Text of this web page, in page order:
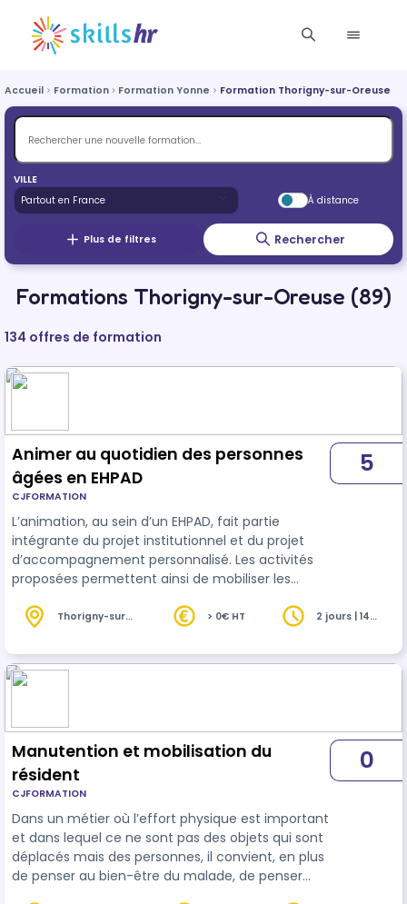
Accueil Formation Formation Yonne Formation Thorigny-sur-Oreuse
VILLE
À distance
Plus de filtres Rechercher
Formations Thorigny-sur-Oreuse (89)
134 offres de formation
Animer au quotidien des personnes
âgées en EHPAD
CJFORMATION
L’animation, au sein d’un EHPAD, fait partie
intégrante du projet institutionnel et du projet
d’accompagnement personnalisé. Les activités
proposées permettent ainsi de mobiliser les
personne âgée. Leurs buts sont multiples :
l’identité, entretenir le lien social etc. La formation
a pour objectif d’acquérir les compétences
5
Thorigny-sur-
> 0€ HT
2 jours | 14
Manutention et mobilisation du
résident
CJFORMATION
Dans un métier où l’effort physique est important
et dans lequel ce ne sont pas des objets qui sont
déplacés mais des personnes, il convient, en plus
de penser au bien-être du malade, de penser
0